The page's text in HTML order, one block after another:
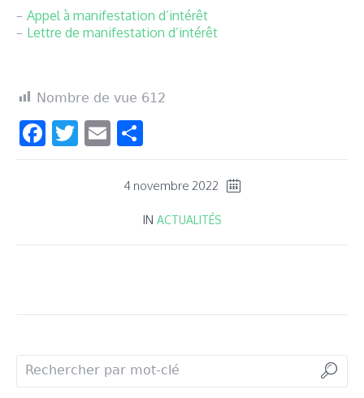
– Appel à manifestation d’intérêt
– Lettre de manifestation d’intérêt
Nombre de vue 612
Facebook
Twitter
Email
4 novembre 2022
IN ACTUALITÉS